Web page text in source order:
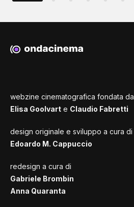
webzine cinematografica fondata da
Elisa Goolvart e Claudio Fabretti
design originale e sviluppo a cura di
Edoardo M. Cappuccio
redesign a cura di
Gabriele Brombin
Anna Quaranta